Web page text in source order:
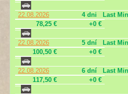
22.08.2026 4 dni
Last
78,25 €
+0 €
22.08.2026 5 dní
Last
100,50 €
+0 €
22.08.2026 6 dní
Last
117,50 €
+0 €